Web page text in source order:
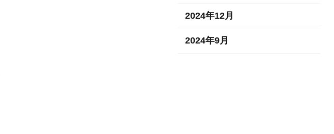
2024年12月
2024年9月